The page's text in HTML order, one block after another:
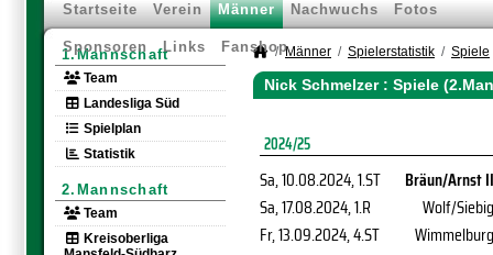
Startseite Verein Männer Nachwuchs Fotos
Sponsoren Links Fanshop
1.Mannschaft
Team
Landesliga Süd
Spielplan
Statistik
2.Mannschaft
Team
Kreisoberliga
Männer Spielerstatistik Spiele
Nick Schmelzer : Spiele
2024/25
Sa, 10.08.2024, 1.ST
Bräun/Arnst II
Sa, 17.08.2024, 1.R
Wolf/Siebig
Fr, 13.09.2024, 4.ST
Wimmelburg